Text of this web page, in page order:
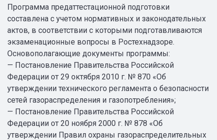
Программа предаттестационной подготовки
составлена с учетом нормативных и законодательных
актов, в соответствии с которыми подготавливаются
экзаменационные вопросы в Ростехнадзоре.
Основополагающие документы программы:
— Постановление Правительства Российской
Федерации от 29 октября 2010 г. № 870 «Об
утверждении технического регламента о безопасности
сетей газораспределения и газопотребления»;
— Постановление Правительства Российской
Федерации от 20 ноября 2000 г. № 878 «Об
утверждении Правил охраны газораспределительных